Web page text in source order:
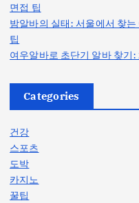
면접 팁
밤알바의 실태: 서울에서 찾
팁
여우알바로 초단기 알바 찾기:
Categories
건강
스포츠
도박
카지노
꿀팁